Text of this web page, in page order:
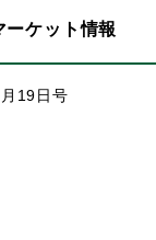
ーケット情報
19日号